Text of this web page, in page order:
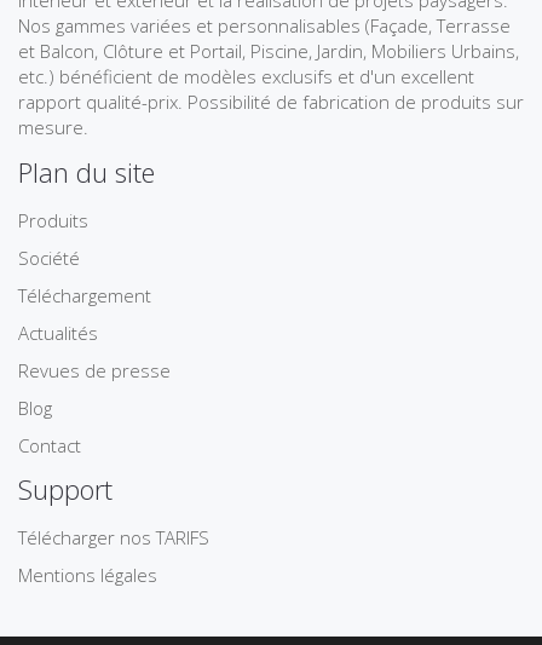
Nos gammes variées et personnalisables (Façade, Terrasse
et Balcon, Clôture et Portail, Piscine, Jardin, Mobiliers Urbains,
etc.) bénéficient de modèles exclusifs et d'un excellent
rapport qualité-prix. Possibilité de fabrication de produits sur
mesure.
Plan du site
Produits
Société
Téléchargement
Actualités
Revues de presse
Blog
Contact
Support
Télécharger nos TARIFS
Mentions légales